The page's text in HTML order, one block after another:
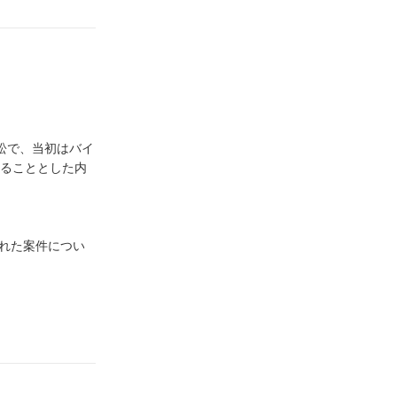
で、当初はバイ
こととした内
た案件につい
機能障害と思